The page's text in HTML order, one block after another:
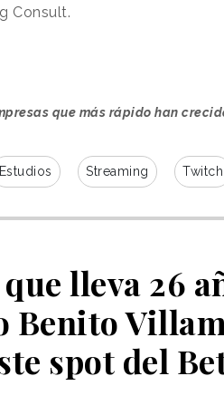
Consult.
que más rápido han
Estudios Streaming Twitch
lleva 26
Benito
spot del